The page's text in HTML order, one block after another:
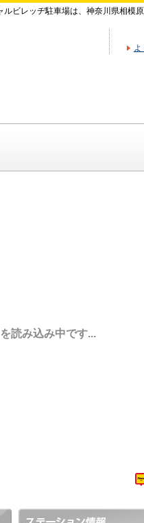
ルビレッヂ駐車場は、神奈川県相模
よ
読み込み中です...